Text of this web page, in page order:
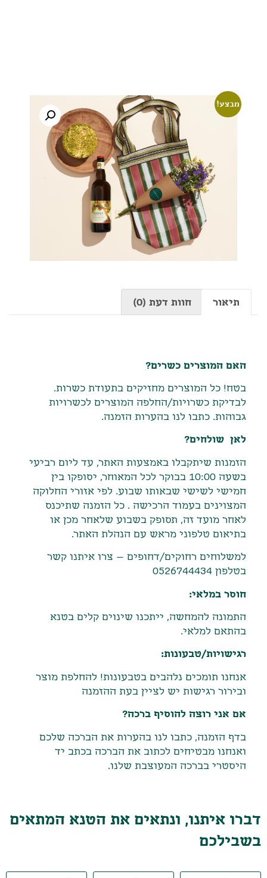
מבצע!
תיאור חוות דעת (0)
האם המוצרים כשרים?
בטח! כל המוצרים מחזיקים בתעודת כשרות.
לבדיקת כשרויות/החלפה המוצרים לכשרויות
גבוהות. כתבו לנו בהערות הזמנה.
לאן שולחים?
הזמנות שיתקבלו באמצעות האתר, עד ליום רביעי
בשעה
בבוקר לכל המאוחר, יסופקו בין
חמישי לשישי שבאותו שבוע. לפי אזורי החלוקה
המצוינים בעמוד הרכישה . כל הזמנה שתיכנס
לאחר מועד זה, תסופק בשבוע שלאחר מכן או
בתיאום טלפוני מראש עם הנהלת האתר.
למשלוחים רחוקים/דחופים – צרו איתנו קשר
בטלפון 0526744434
חוסר במלאי:
התמונה להמחשה, ייתכנו שינוים קלים בטנא
בהתאם למלאי.
רגישויות/טבעונות:
אנחנו תומכים נלהבים בטבעונות! להחלפת מוצר
ובירור רגישות יש לציין בעת ההזמנה
אם אני רוצה להוסיף ברכה?
בדף הזמנה, כתבו לנו בהערות את הברכה שלכם
ואנחנו מבטיחים לכתוב את הברכה בכתב יד
היסטרי בברכה המעוצבת שלנו.
דברו איתנו, ונתאים את הטנא המתאים
בשבילכם